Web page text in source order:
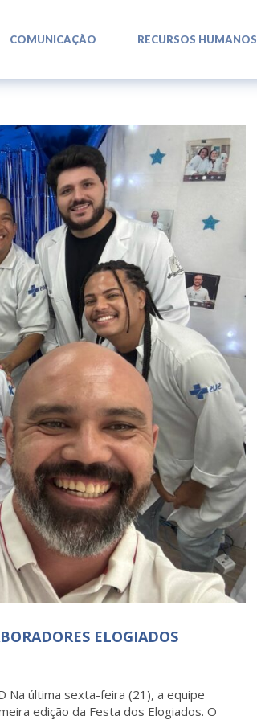
COMUNICAÇÃO RECURSOS HUMANOS
ELOGIADOS
Na última sexta-feira (21), a equipe
edição da Festa dos Elogiados. O